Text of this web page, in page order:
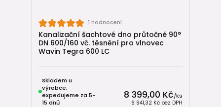
1 hodnocení
Kanalizační šachtové dno průtočné 90°
DN 600/160 vč. těsnění pro vlnovec
Wavin Tegra 600 LC
8 399,00 Kč/ks
6 941,32 Kč bez DPH
Skladem u
výrobce,
expedujeme za 5-
15 dnů